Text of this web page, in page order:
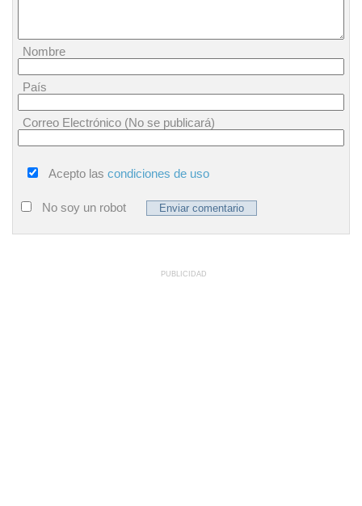
Nombre
País
Correo Electrónico (No se publicará)
Acepto las condiciones de uso
No soy un robot
PUBLICIDAD